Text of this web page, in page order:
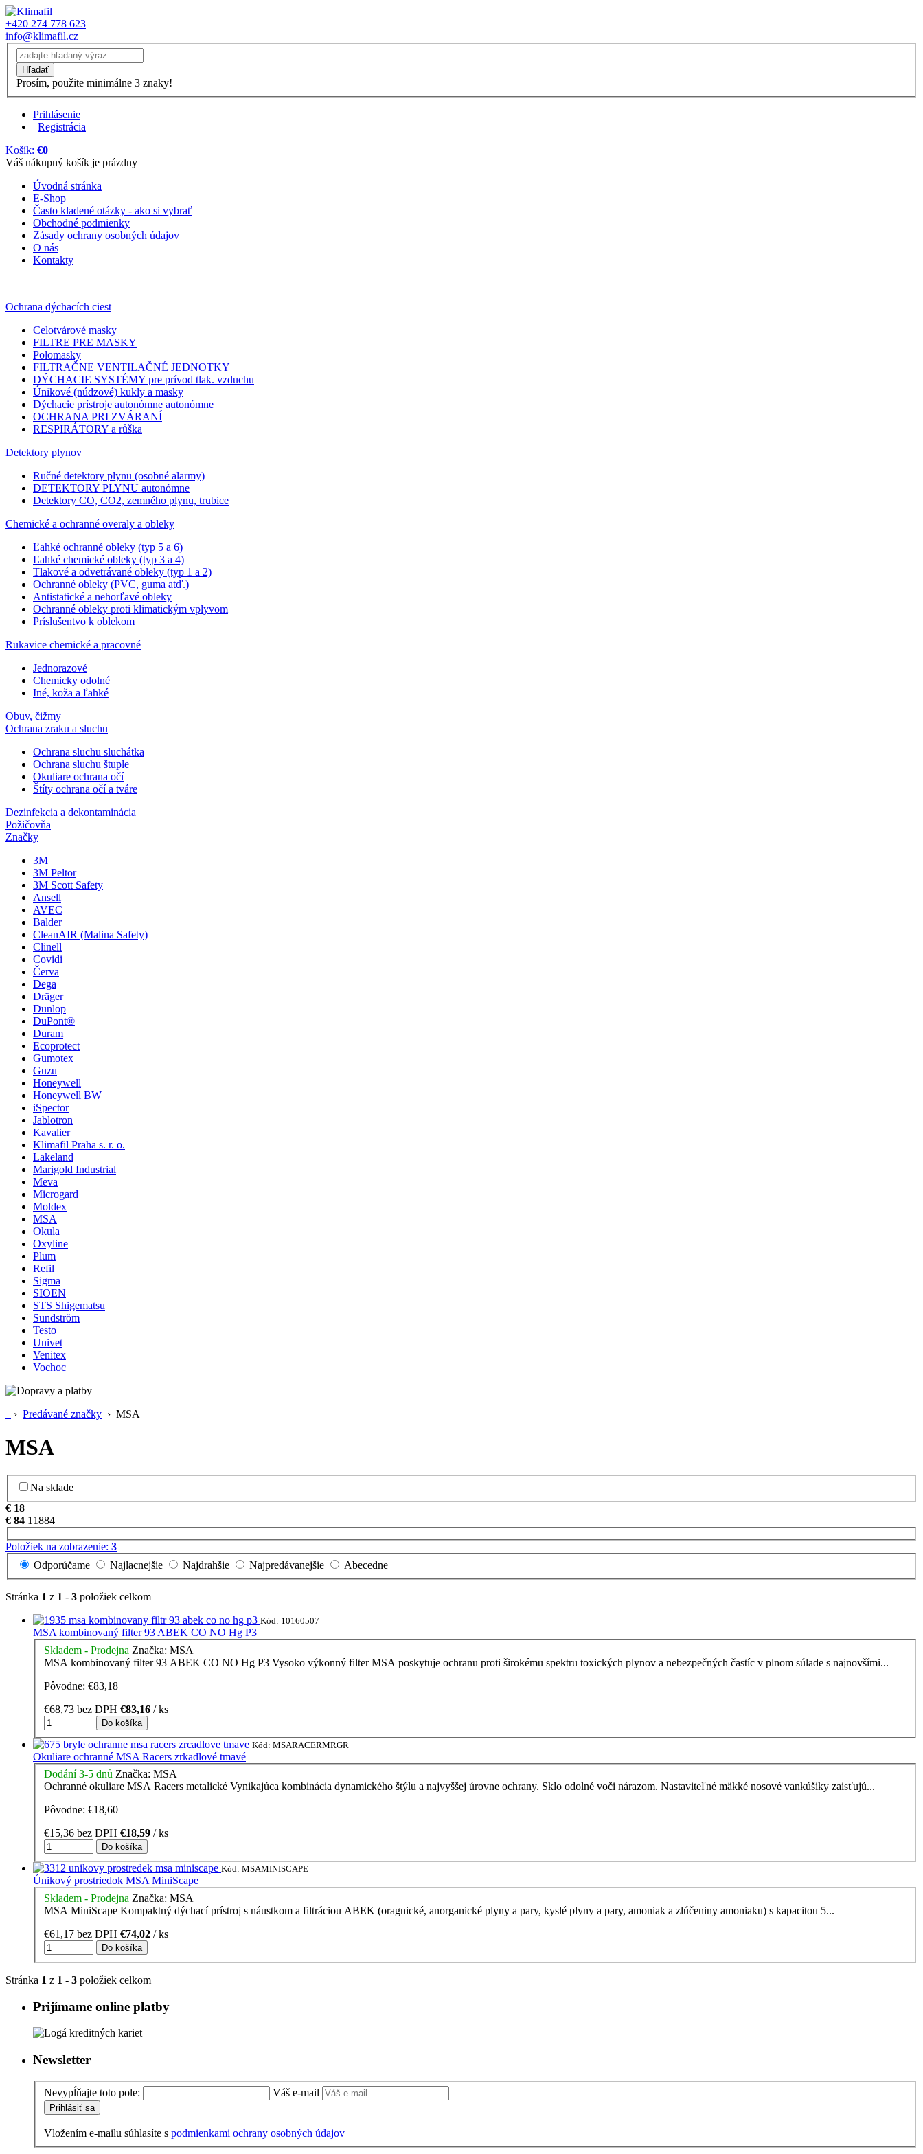
+420 274 778 623
info@klimafil.cz
Prosím, použite minimálne 3 znaky!
Prihlásenie
| Registrácia
Košík: €0
Váš nákupný košík je prázdny
Úvodná stránka
E-Shop
Často kladené otázky - ako si vybrať
Obchodné podmienky
Zásady ochrany osobných údajov
O nás
Kontakty
Ochrana dýchacích ciest
Celotvárové masky
FILTRE PRE MASKY
Polomasky
FILTRAČNE VENTILAČNÉ JEDNOTKY
DÝCHACIE SYSTÉMY pre prívod tlak. vzduchu
Únikové (núdzové) kukly a masky
Dýchacie prístroje autonómne autonómne
OCHRANA PRI ZVÁRANÍ
RESPIRÁTORY a růška
Detektory plynov
Ručné detektory plynu (osobné alarmy)
DETEKTORY PLYNU autonómne
Detektory CO, CO2, zemného plynu, trubice
Chemické a ochranné overaly a obleky
Ľahké ochranné obleky (typ 5 a 6)
Ľahké chemické obleky (typ 3 a 4)
Tlakové a odvetrávané obleky (typ 1 a 2)
Ochranné obleky (PVC, guma atď.)
Antistatické a nehorľavé obleky
Ochranné obleky proti klimatickým vplyvom
Príslušentvo k oblekom
Rukavice chemické a pracovné
Jednorazové
Chemicky odolné
Iné, koža a ľahké
Obuv, čižmy
Ochrana zraku a sluchu
Ochrana sluchu sluchátka
Ochrana sluchu štuple
Okuliare ochrana očí
Štíty ochrana očí a tváre
Dezinfekcia a dekontaminácia
Požičovňa
Značky
3M
3M Peltor
3M Scott Safety
Ansell
AVEC
Balder
CleanAIR (Malina Safety)
Clinell
Covidi
Červa
Dega
Dräger
Dunlop
DuPont®
Duram
Ecoprotect
Gumotex
Guzu
Honeywell
Honeywell BW
iSpector
Jablotron
Kavalier
Klimafil Praha s. r. o.
Lakeland
Marigold Industrial
Meva
Microgard
Moldex
MSA
Okula
Oxyline
Plum
Refil
Sigma
SIOEN
STS Shigematsu
Sundström
Testo
Univet
Venitex
Vochoc
› Predávané značky › MSA
MSA
Na sklade
€ 18
€ 84 1 1884
Položiek na zobrazenie: 3
Odporúčame
Najlacnejšie Najdrahšie Najpredávanejšie Abecedne
Stránka 1 z 1 - 3 položiek celkom
Kód: 10160507
MSA kombinovaný filter 93 ABEK CO NO Hg P3
Skladem - Prodejna Značka: MSA
MSA kombinovaný filter 93 ABEK CO NO Hg P3 Vysoko výkonný filter MSA poskytuje ochranu proti širokému spektru toxických plynov a nebezpečných častíc v plnom súlade s najnovšími...
Pôvodne: €83,18
€68,73 bez DPH €83,16 / ks
Kód: MSARACERMRGR
Okuliare ochranné MSA Racers zrkadlové tmavé
Dodání 3-5 dnů Značka: MSA
Ochranné okuliare MSA Racers metalické Vynikajúca kombinácia dynamického štýlu a najvyššej úrovne ochrany. Sklo odolné voči nárazom. Nastaviteľné mäkké nosové vankúšiky zaisťujú...
Pôvodne: €18,60
€15,36 bez DPH €18,59 / ks
Kód: MSAMINISCAPE
Únikový prostriedok MSA MiniScape
Skladem - Prodejna Značka: MSA
MSA MiniScape Kompaktný dýchací prístroj s náustkom a filtráciou ABEK (oragnické, anorganické plyny a pary, kyslé plyny a pary, amoniak a zlúčeniny amoniaku) s kapacitou 5...
€61,17 bez DPH €74,02 / ks
Stránka 1 z 1 - 3 položiek celkom
Prijímame online platby
Newsletter
Nevypĺňajte toto pole: Váš e-mail
Vložením e-mailu súhlasíte s podmienkami ochrany osobných údajov